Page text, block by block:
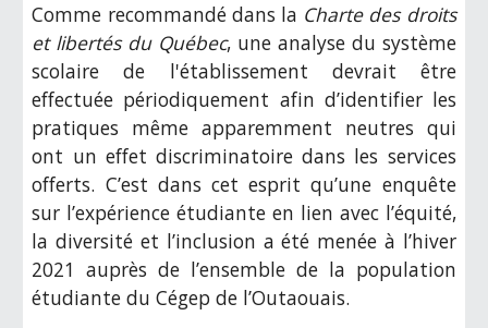
Comme recommandé dans la Charte des droits
et libertés du Québec, une analyse du système
scolaire de l'établissement devrait être
effectuée périodiquement afin d’identifier les
pratiques même apparemment neutres qui
ont un effet discriminatoire dans les services
offerts. C’est dans cet esprit qu’une enquête
sur l’expérience étudiante en lien avec l’équité,
la diversité et l’inclusion a été menée à l’hiver
2021 auprès de l’ensemble de la population
étudiante du Cégep de l’Outaouais.